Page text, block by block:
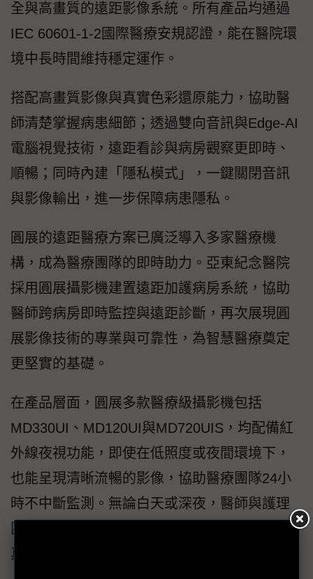
全與高畫質的遠距影像系統。所有產品均通過
IEC 60601-1-2國際醫療安規認證，能在醫院環
境中長時間維持穩定運作。
搭配高畫質影像與真實色彩還原能力，協助醫
師清楚掌握病患細節；透過雙向音訊與Edge-AI
電腦視覺技術，遠距看診與病房觀察更即時、
順暢；同時內建「隱私模式」，一鍵關閉音訊
與影像輸出，進一步保障病患隱私。
圓展的遠距醫療方案已廣泛導入多家醫療機
構，成為醫療團隊的即時助力。亞東紀念醫院
採用圓展攝影機建置遠距加護病房系統，協助
醫師跨病房即時監控與遠距診斷，再次展現圓
展影像技術的專業與可靠性，為智慧醫療奠定
更堅實的基礎。
在產品層面，圓展多款醫療級攝影機包括
MD330UI、MD120UI與MD720UIS，均配備紅
外線夜視功能，即使在低照度或夜間環境下，
也能呈現清晰流暢的影像，協助醫療團隊24小
時不中斷監測。無論白天或深夜，醫師與護理
團隊皆能即時掌握病況變化，讓「遠距照護」
真正落實於臨床實務。